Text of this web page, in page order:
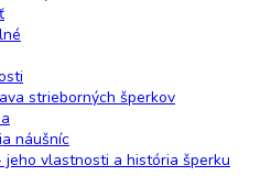
strieborných šperkov
náušníc
jeho vlastnosti a história šperku